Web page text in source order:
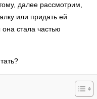
далее рассмотрим,
или придать ей
стала частью